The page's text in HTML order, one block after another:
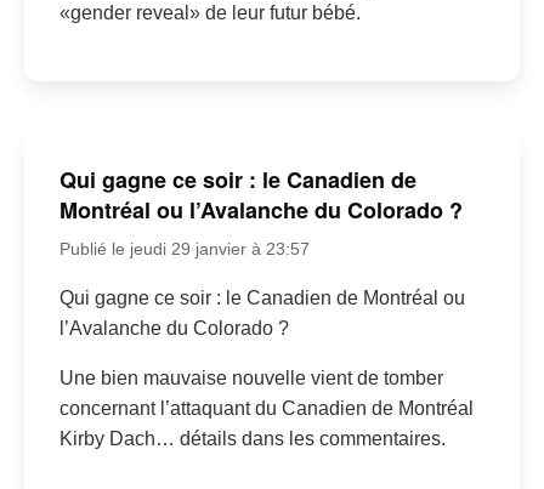
«gender reveal» de leur futur bébé.
Qui gagne ce soir : le Canadien de
Montréal ou l’Avalanche du Colorado ?
Publié le jeudi 29 janvier à 23:57
Qui gagne ce soir : le Canadien de Montréal ou
l’Avalanche du Colorado ?
Une bien mauvaise nouvelle vient de tomber
concernant l’attaquant du Canadien de Montréal
Kirby Dach… détails dans les commentaires.